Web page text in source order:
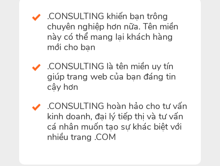
.CONSULTING khiến bạn trông
chuyên nghiệp hơn nữa. Tên miền
này có thể mang lại khách hàng
mới cho bạn
.CONSULTING là tên miền uy tín
giúp trang web của bạn đáng tin
cậy hơn
.CONSULTING hoàn hảo cho tư vấn
kinh doanh, đại lý tiếp thị và tư vấn
cá nhân muốn tạo sự khác biệt với
nhiều trang .COM